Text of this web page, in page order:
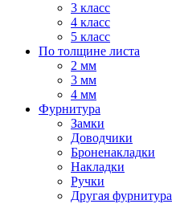
3 класс
4 класс
5 класс
По толщине листа
2 мм
3 мм
4 мм
Фурнитура
Замки
Доводчики
Броненакладки
Накладки
Ручки
Другая фурнитура